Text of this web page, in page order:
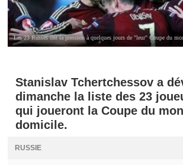
Les 23 Russes ont la pression à quelques jours de "leur" Coupe du
Stanislav Tchertchessov a
dimanche la liste des 23
qui joueront la Coupe du
domicile.
RUSSIE